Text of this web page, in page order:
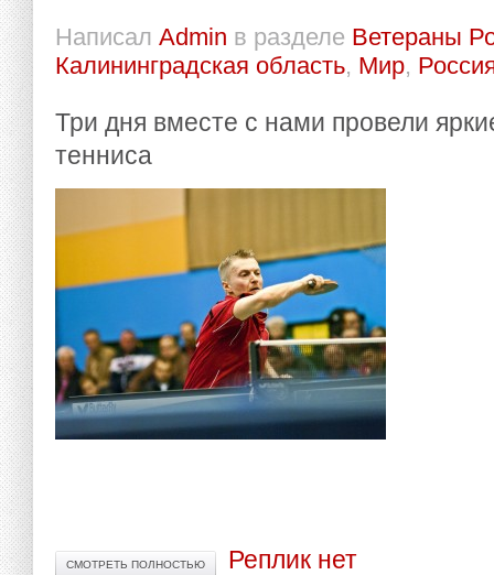
Написал Admin в разделе Ветераны
Калининградская область, Мир,
Три дня вместе с нами провели
тенниса
СМОТРЕТЬ ПОЛНОСТЬЮ Реплик нет